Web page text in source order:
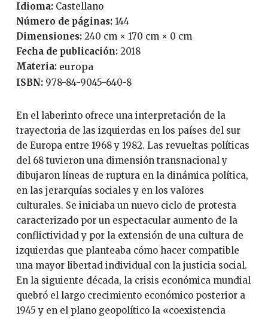
Idioma:
Castellano
Número de páginas: 144
Dimensiones: 240 cm × 170 cm × 0 cm
Fecha de publicación:
2018
Materia: europa
ISBN: 978-84-9045-640-8
En el laberinto ofrece una interpretación de la
trayectoria de las izquierdas en los países del sur
de Europa entre 1968 y 1982. Las revueltas políticas
del 68 tuvieron una dimensión transnacional y
dibujaron líneas de ruptura en la dinámica política,
en las jerarquías sociales y en los valores
culturales. Se iniciaba un nuevo ciclo de protesta
caracterizado por un espectacular aumento de la
conflictividad y por la extensión de una cultura de
izquierdas que planteaba cómo hacer compatible
una mayor libertad individual con la justicia social.
En la siguiente década, la crisis económica mundial
quebró el largo crecimiento económico posterior a
1945 y en el plano geopolítico la «coexistencia